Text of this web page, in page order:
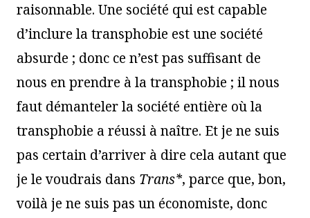
raisonnable. Une société qui est capable
d’inclure la transphobie est une société
absurde ; donc ce n’est pas suffisant de
nous en prendre à la transphobie ; il nous
faut démanteler la société entière où la
transphobie a réussi à naître. Et je ne suis
pas certain d’arriver à dire cela autant que
je le voudrais dans Trans*, parce que, bon,
voilà je ne suis pas un économiste, donc